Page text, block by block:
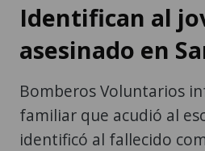
Identifican al
asesinado en
Bomberos Voluntarios
familiar que acudió al
identificó al fallecido